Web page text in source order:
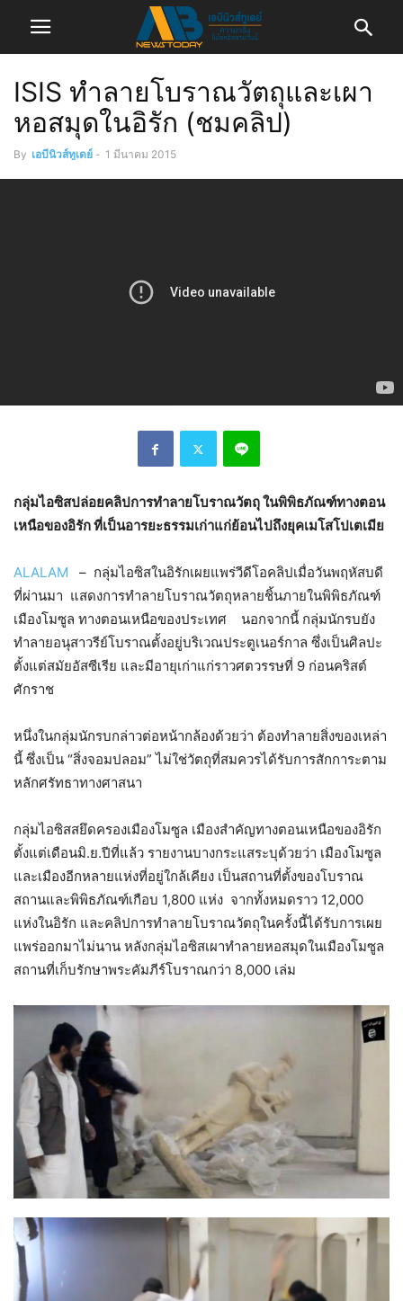
ISIS ทำลายโบราณวัตถุและเผา
หอสมุดในอิรัก (ชมคลิป)
By เอบีนิวส์ทูเดย์ - 1 มีนาคม 2015
กลุ่มไอซิสปล่อยคลิปการทำลายโบราณวัตถุ ในพิพิธภัณฑ์ทางตอน
เหนือของอิรัก ที่เป็นอารยะธรรมเก่าแก่ย้อนไปถึงยุคเมโสโปเตเมีย
ALALAM – กลุ่มไอซิสในอิรักเผยแพร่วีดีโอคลิปเมื่อวันพฤหัสบดี
ที่ผ่านมา แสดงการทำลายโบราณวัตถุหลายชิ้นภายในพิพิธภัณฑ์
เมืองโมซูล ทางตอนเหนือของประเทศ นอกจากนี้ กลุ่มนักรบยัง
ทำลายอนุสาวรีย์โบราณตั้งอยู่บริเวณประตูเนอร์กาล ซึ่งเป็นศิลปะ
ตั้งแต่สมัยอัสซีเรีย และมีอายุเก่าแก่ราวศตวรรษที่ 9 ก่อนคริสต์
ศักราช
หนึ่งในกลุ่มนักรบกล่าวต่อหน้ากล้องด้วยว่า ต้องทำลายสิ่งของเหล่า
นี้ ซึ่งเป็น “สิ่งจอมปลอม” ไม่ใช่วัตถุที่สมควรได้รับการสักการะตาม
หลักศรัทธาทางศาสนา
กลุ่มไอซิสสยึดครองเมืองโมซูล เมืองสำคัญทางตอนเหนือของอิรัก
ตั้งแต่เดือนมิ.ย.ปีที่แล้ว รายงานบางกระแสระบุด้วยว่า เมืองโมซูล
และเมืองอีกหลายแห่งที่อยู่ใกล้เคียง เป็นสถานที่ตั้งของโบราณ
สถานและพิพิธภัณฑ์เกือบ 1,800 แห่ง จากทั้งหมดราว 12,000
แห่งในอิรัก และคลิปการทำลายโบราณวัตถุในครั้งนี้ได้รับการเผย
แพร่ออกมาไม่นาน หลังกลุ่มไอซิสเผาทำลายหอสมุดในเมืองโมซูล
สถานที่เก็บรักษาพระคัมภีร์โบราณกว่า 8,000 เล่ม